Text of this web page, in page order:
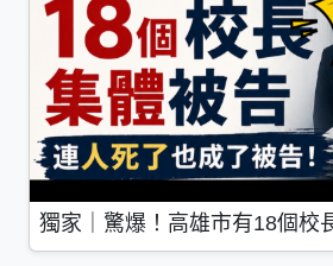
獨家｜驚爆！高雄市有18個